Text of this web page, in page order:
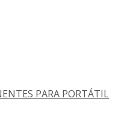
PARA PORTÁTIL